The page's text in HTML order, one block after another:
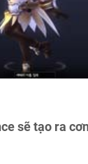
sẽ tạo ra